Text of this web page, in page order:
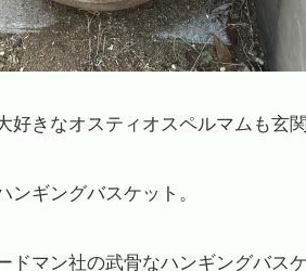
好きなオスティオスペルマムも玄
ンギングバスケット。
ドマン社の武骨なハンギングバスケ